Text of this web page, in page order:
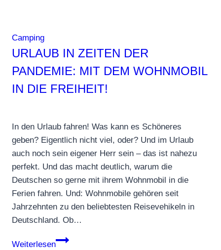
Camping
URLAUB IN ZEITEN DER
PANDEMIE: MIT DEM WOHNMOBIL
IN DIE FREIHEIT!
In den Urlaub fahren! Was kann es Schöneres
geben? Eigentlich nicht viel, oder? Und im Urlaub
auch noch sein eigener Herr sein – das ist nahezu
perfekt. Und das macht deutlich, warum die
Deutschen so gerne mit ihrem Wohnmobil in die
Ferien fahren. Und: Wohnmobile gehören seit
Jahrzehnten zu den beliebtesten Reisevehikeln in
Deutschland. Ob…
Weiterlesen
Urlaub